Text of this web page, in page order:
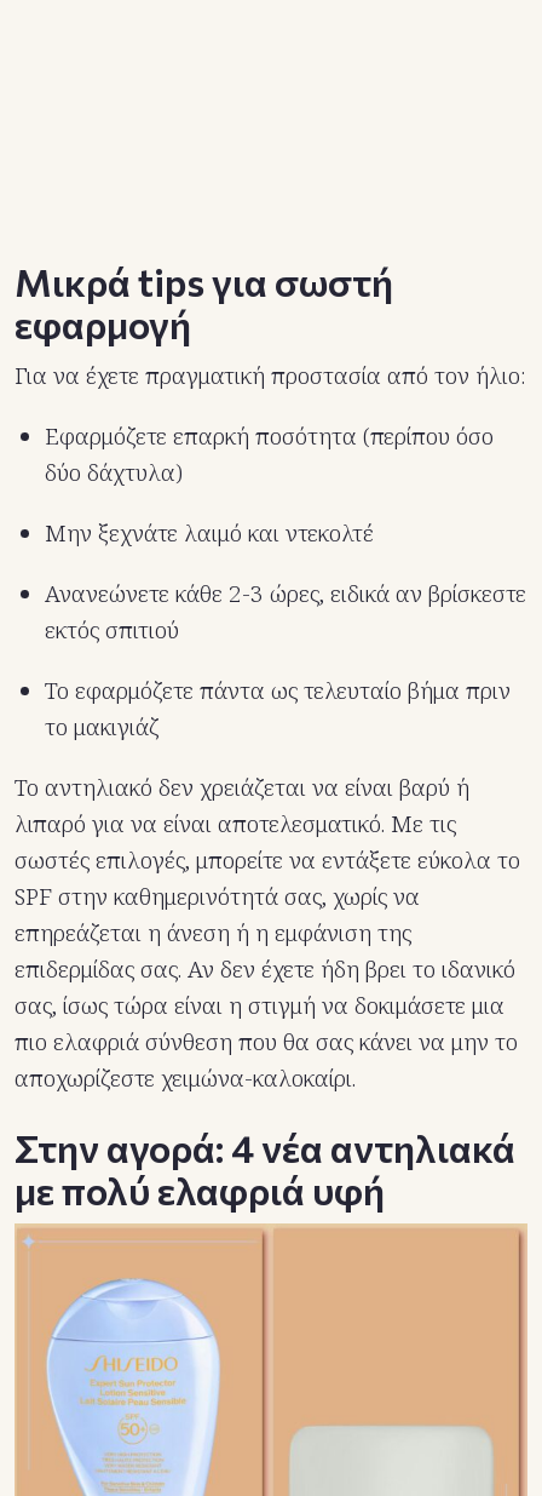
Μικρά tips για σωστή
εφαρμογή
Για να έχετε πραγματική προστασία από τον ήλιο:
Εφαρμόζετε επαρκή ποσότητα (περίπου όσο
δύο δάχτυλα)
Μην ξεχνάτε λαιμό και ντεκολτέ
Ανανεώνετε κάθε 2-3 ώρες, ειδικά αν βρίσκεστε
εκτός σπιτιού
Το εφαρμόζετε πάντα ως τελευταίο βήμα πριν
το μακιγιάζ
Το αντηλιακό δεν χρειάζεται να είναι βαρύ ή
λιπαρό για να είναι αποτελεσματικό. Με τις
σωστές επιλογές, μπορείτε να εντάξετε εύκολα το
SPF στην καθημερινότητά σας, χωρίς να
επηρεάζεται η άνεση ή η εμφάνιση της
επιδερμίδας σας. Αν δεν έχετε ήδη βρει το ιδανικό
σας, ίσως τώρα είναι η στιγμή να δοκιμάσετε μια
πιο ελαφριά σύνθεση που θα σας κάνει να μην το
αποχωρίζεστε χειμώνα-καλοκαίρι.
Στην αγορά: 4 νέα αντηλιακά
με πολύ ελαφριά υφή